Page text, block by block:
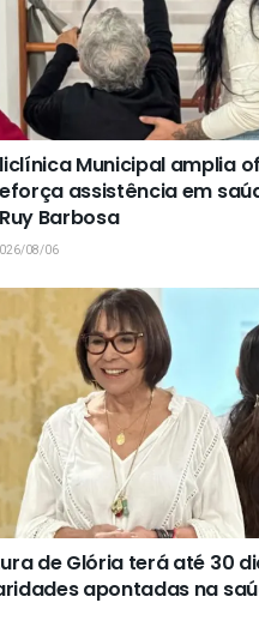
Municipal amplia
assistência em
Barbosa
08/06
de Glória terá até 30
apontadas na